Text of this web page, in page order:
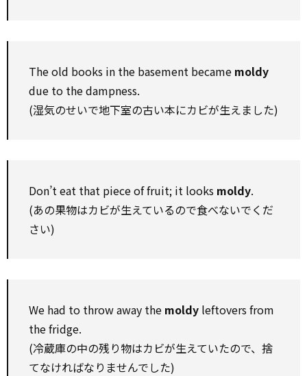
The old books in the basement became moldy
due to the dampness.
(湿気のせいで地下室の古い本にカビが生えました)
Don’t eat that piece of fruit; it looks moldy.
(あの果物はカビが生えているので食べないでくだ
さい)
We had to throw away the moldy leftovers from
the fridge.
(冷蔵庫の中の残り物はカビが生えていたので、捨
てなければなりませんでした)